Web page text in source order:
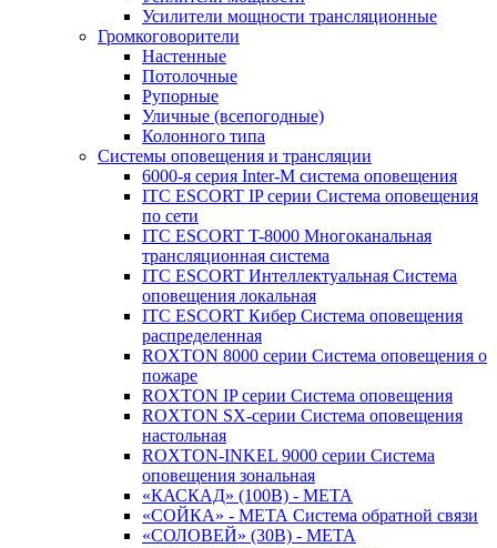
Усилители мощности трансляционные
Громкоговорители
Настенные
Потолочные
Рупорные
Уличные (всепогодные)
Колонного типа
Системы оповещения и трансляции
6000-я серия Inter-M система оповещения
ITC ESCORT IP серии Система оповещения
по сети
ITC ESCORT T-8000 Многоканальная
трансляционная система
ITC ESCORT Интеллектуальная Система
оповещения локальная
ITC ESCORT Кибер Система оповещения
распределенная
ROXTON 8000 серии Система оповещения о
пожаре
ROXTON IP серии Система оповещения
ROXTON SX-серии Система оповещения
настольная
ROXTON-INKEL 9000 серии Система
оповещения зональная
«КАСКАД» (100В) - МЕТА
«СОЙКА» - МЕТА Система обратной связи
«СОЛОВЕЙ» (30В) - МЕТА